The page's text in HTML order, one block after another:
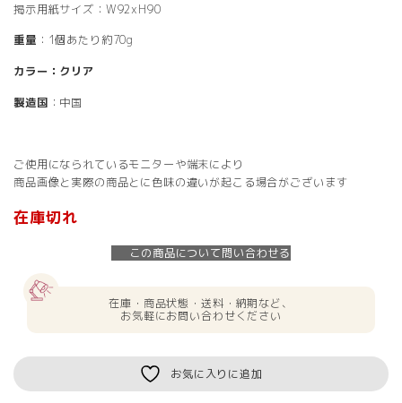
掲示用紙サイズ：W92xH90
重量 ：1個あたり約70g
カラー：クリア
製造国 ：中国
ご使用になられているモニターや端末により
商品画像と実際の商品とに色味の違いが起こる場合がございます
在庫切れ
この商品について問い合わせる
在庫・商品状態・送料・納期など、
お気軽にお問い合わせください
お気に入りに追加